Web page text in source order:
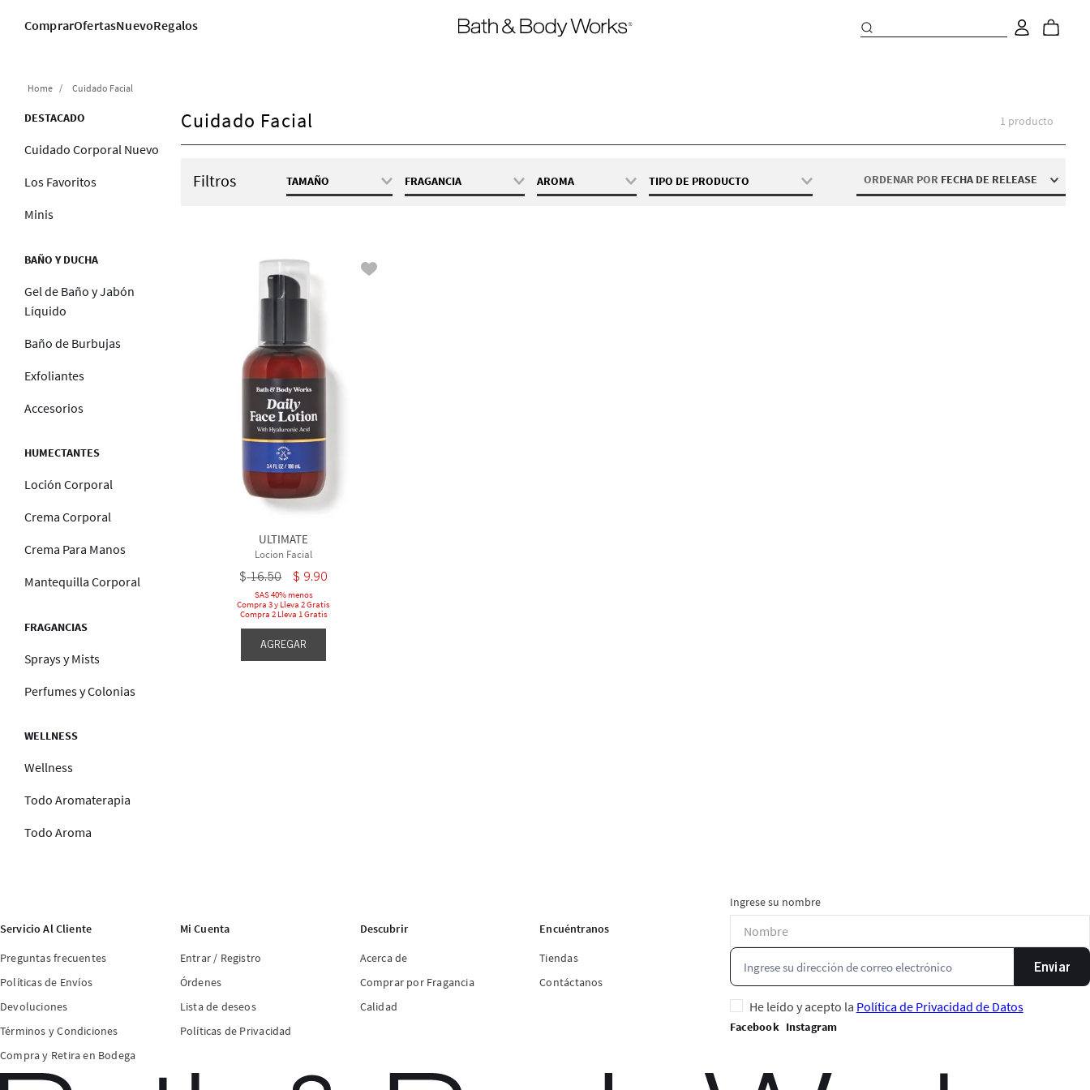
ComprarOfertasNuevoRegalos
Cuidado Facial
DESTACADO
Cuidado Corporal Nuevo
Los Favoritos
Minis
BAÑO Y DUCHA
Gel de Baño y Jabón
Líquido
Baño de Burbujas
Exfoliantes
Accesorios
HUMECTANTES
Loción Corporal
Crema Corporal
Crema Para Manos
Mantequilla Corporal
FRAGANCIAS
Sprays y Mists
Perfumes y Colonias
WELLNESS
Wellness
Todo Aromaterapia
Todo Aroma
Cuidado Facial 1 producto
Filtros
AROMA
FRAGANCIA
TAMAÑO
TIPO DE PRODUCTO
ORDENAR POR FECHA DE RELEASE
ULTIMATE
Locion Facial
$ 16.50 $ 9.90
SAS 40% menos
Compra 3 y Lleva 2 Gratis
Compra 2 Lleva 1 Gratis
AGREGAR
Servicio Al Cliente
Preguntas frecuentes
Políticas de Envíos
Devoluciones
Términos y Condiciones
Compra y Retira en Bodega
Mi Cuenta
Entrar / Registro
Órdenes
Lista de deseos
Políticas de Privacidad
Descubrir
Acerca de
Comprar por Fragancia
Calidad
Encuéntranos
Tiendas
Contáctanos
Ingrese su nombre
Enviar
He leído y acepto la Política de Privacidad de Datos